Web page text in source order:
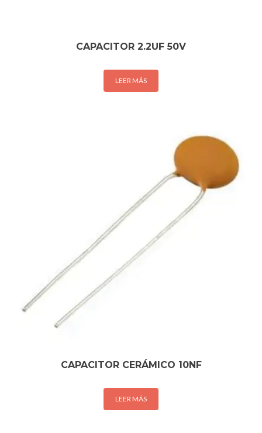
CAPACITOR 2.2UF 50V
LEER MÁS
CAPACITOR CERÁMICO 10NF
LEER MÁS